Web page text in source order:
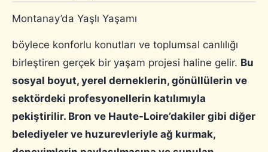
Montanay’da Yaşlı Yaşamı
böylece konforlu konutları ve toplumsal canlılığı
birleştiren gerçek bir yaşam projesi haline gelir. Bu
sosyal boyut, yerel derneklerin, gönüllülerin ve
sektördeki profesyonellerin katılımıyla
pekiştirilir. Bron ve Haute-Loire’dakiler gibi diğer
belediyeler ve huzurevleriyle ağ kurmak,